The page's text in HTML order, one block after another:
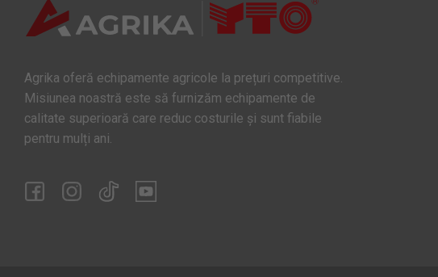
Agrika oferă echipamente agricole la prețuri competitive.
Misiunea noastră este să furnizăm echipamente de
calitate superioară care reduc costurile și sunt fiabile
pentru mulți ani.